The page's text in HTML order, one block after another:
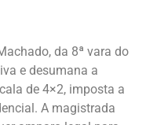
da 8ª vara do
e desumana a
de 4×2, imposta a
A magistrada